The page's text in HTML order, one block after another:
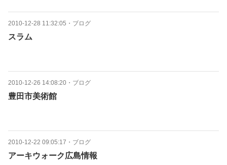
2010-12-28 11:32:05 ・ ブログ
スラム
2010-12-26 14:08:20 ・ ブログ
豊田市美術館
2010-12-22 09:05:17 ・ ブログ
アーキウォーク広島情報